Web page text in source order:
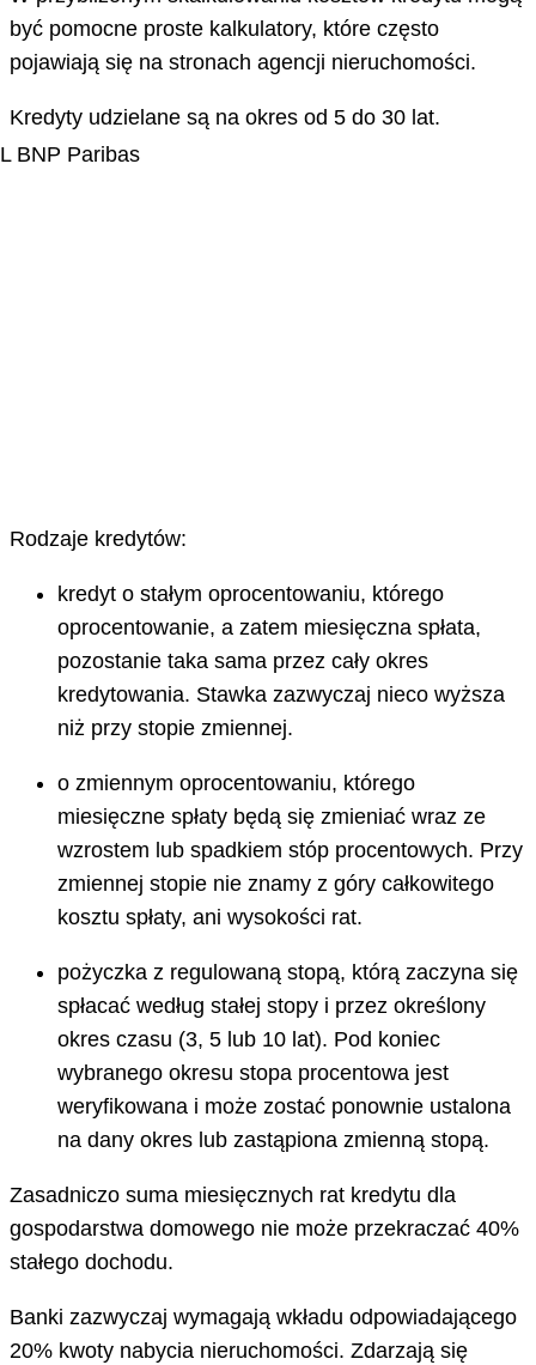
być pomocne proste kalkulatory, które często
pojawiają się na stronach agencji nieruchomości.
Kredyty udzielane są na okres od 5 do 30 lat.
Rodzaje kredytów:
kredyt o stałym oprocentowaniu, którego
oprocentowanie, a zatem miesięczna spłata,
pozostanie taka sama przez cały okres
kredytowania. Stawka zazwyczaj nieco wyższa
niż przy stopie zmiennej.
o zmiennym oprocentowaniu, którego
miesięczne spłaty będą się zmieniać wraz ze
wzrostem lub spadkiem stóp procentowych. Przy
zmiennej stopie nie znamy z góry całkowitego
kosztu spłaty, ani wysokości rat.
pożyczka z regulowaną stopą, którą zaczyna się
spłacać według stałej stopy i przez określony
okres czasu (3, 5 lub 10 lat). Pod koniec
wybranego okresu stopa procentowa jest
weryfikowana i może zostać ponownie ustalona
na dany okres lub zastąpiona zmienną stopą.
Zasadniczo suma miesięcznych rat kredytu dla
gospodarstwa domowego nie może przekraczać 40%
stałego dochodu.
Banki zazwyczaj wymagają wkładu odpowiadającego
20% kwoty nabycia nieruchomości. Zdarzają się